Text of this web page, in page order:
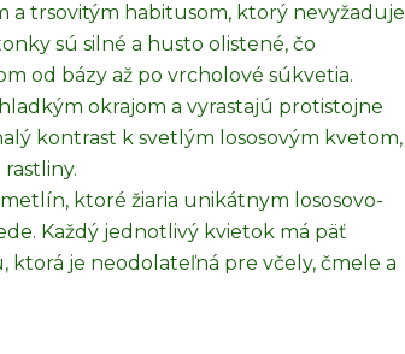
a trsovitým habitusom, ktorý nevyžaduje
sú silné a husto olistené, čo
od bázy až po vrcholové súkvetia.
okrajom a vyrastajú protistojne
kontrast k svetlým lososovým kvetom,
ktoré žiaria unikátnym lososovo-
Každý jednotlivý kvietok má päť
je neodolateľná pre včely, čmele a